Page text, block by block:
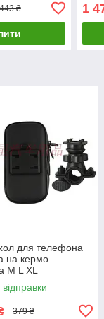
₴ 1
для телефона
на кермо
M L XL
379 ₴